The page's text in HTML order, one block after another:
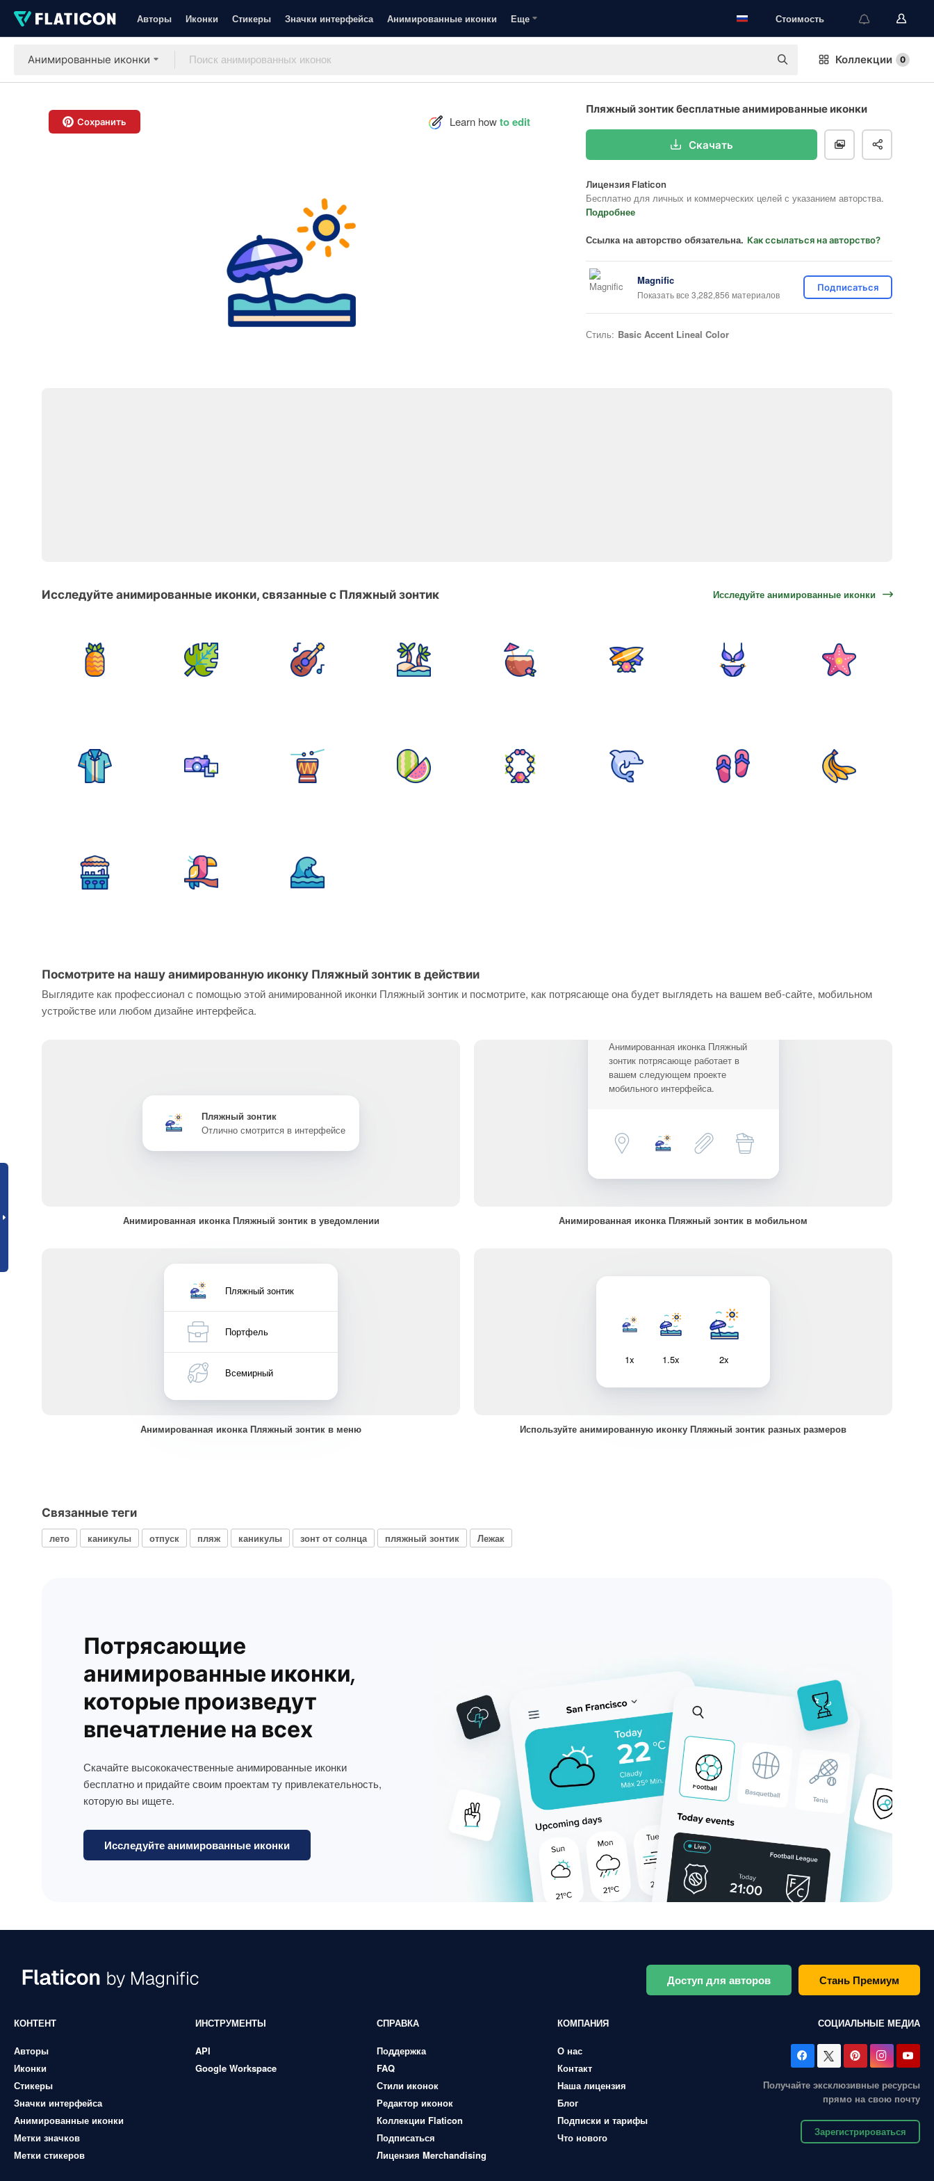
Авторы Иконки Стикеры Значки интерфейса Анимированные иконки Еще Стоимость
Анимированные иконки Коллекции 0
Сохранить Learn howto edit
Пляжный зонтик бесплатные анимированные иконки
Скачать
Лицензия Flaticon
Бесплатно для личных и коммерческих целей с указанием авторства.
Подробнее
Ссылка на авторство обязательна. Как ссылаться на авторство?
Magnific
Показать все 3,282,856 материалов
Подписаться
Стиль: Basic Accent Lineal Color
Исследуйте анимированные иконки, связанные с Пляжный зонтик Исследуйте анимированные иконки
Посмотрите на нашу анимированную иконку Пляжный зонтик в действии
Выглядите как профессионал с помощью этой анимированной иконки Пляжный зонтик и посмотрите, как потрясающе она будет выглядеть на вашем веб-сайте, мобильном
устройстве или любом дизайне интерфейса.
Пляжный зонтик
Отлично смотрится в интерфейсе
Анимированная иконка Пляжный зонтик в уведомлении
Анимированная иконка Пляжный
зонтик потрясающе работает в
вашем следующем проекте
мобильного интерфейса.
Анимированная иконка Пляжный зонтик в мобильном
Пляжный зонтик
Портфель
Всемирный
Анимированная иконка Пляжный зонтик в меню
1x 1.5x 2x
Используйте анимированную иконку Пляжный зонтик разных размеров
Связанные теги
лето каникулы отпуск пляж каникулы зонт от солнца пляжный зонтик Лежак
Потрясающие
анимированные иконки,
которые произведут
впечатление на всех
Скачайте высококачественные анимированные иконки
бесплатно и придайте своим проектам ту привлекательность,
которую вы ищете.
Исследуйте анимированные иконки
Доступ для авторов Стань Премиум
КОНТЕНТ
Авторы
Иконки
Стикеры
Значки интерфейса
Анимированные иконки
Метки значков
Метки стикеров
ИНСТРУМЕНТЫ
API
Google Workspace
СПРАВКА
Поддержка
FAQ
Стили иконок
Редактор иконок
Коллекции Flaticon
Подписаться
Лицензия Merchandising
КОМПАНИЯ
О нас
Контакт
Наша лицензия
Блог
Подписки и тарифы
Что нового
СОЦИАЛЬНЫЕ МЕДИА
Получайте эксклюзивные ресурсы
прямо на свою почту
Зарегистрироваться